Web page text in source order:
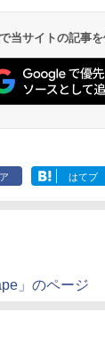
当サイトの記事
はてブ
」のページ